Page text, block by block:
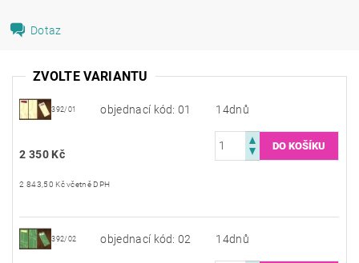
Dotaz
ZVOLTE VARIANTU
392/01 objednací kód: 01 14dnů
2 350 Kč
2 843,50 Kč včetně DPH
392/02 objednací kód: 02 14dnů